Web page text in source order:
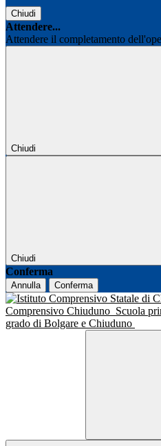
Chiudi
Attendere...
Attendere il completamento
Chiudi
Chiudi
Conferma
Annulla Conferma
Comprensivo Chiuduno Scuola
grado di Bolgare e Chiuduno